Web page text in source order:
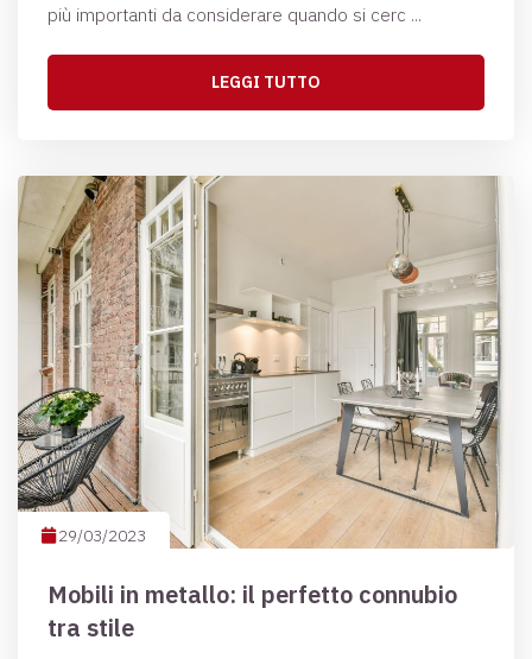
più importanti da considerare quando si cerc ...
LEGGI TUTTO
29/03/2023
Mobili in metallo: il perfetto connubio
tra stile